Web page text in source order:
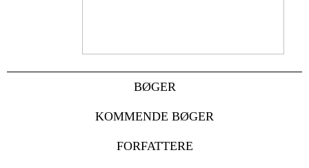
BØGER
KOMMENDE BØGER
FORFATTERE